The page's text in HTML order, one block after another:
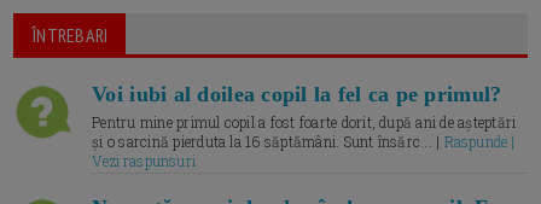
ÎNTREBARI
Voi iubi al doilea copil la fel ca pe primul?
Pentru mine primul copil a fost foarte dorit, după ani de așteptări
și o sarcină pierduta la 16 săptămâni. Sunt însărc... | Raspunde |
Vezi raspunsuri